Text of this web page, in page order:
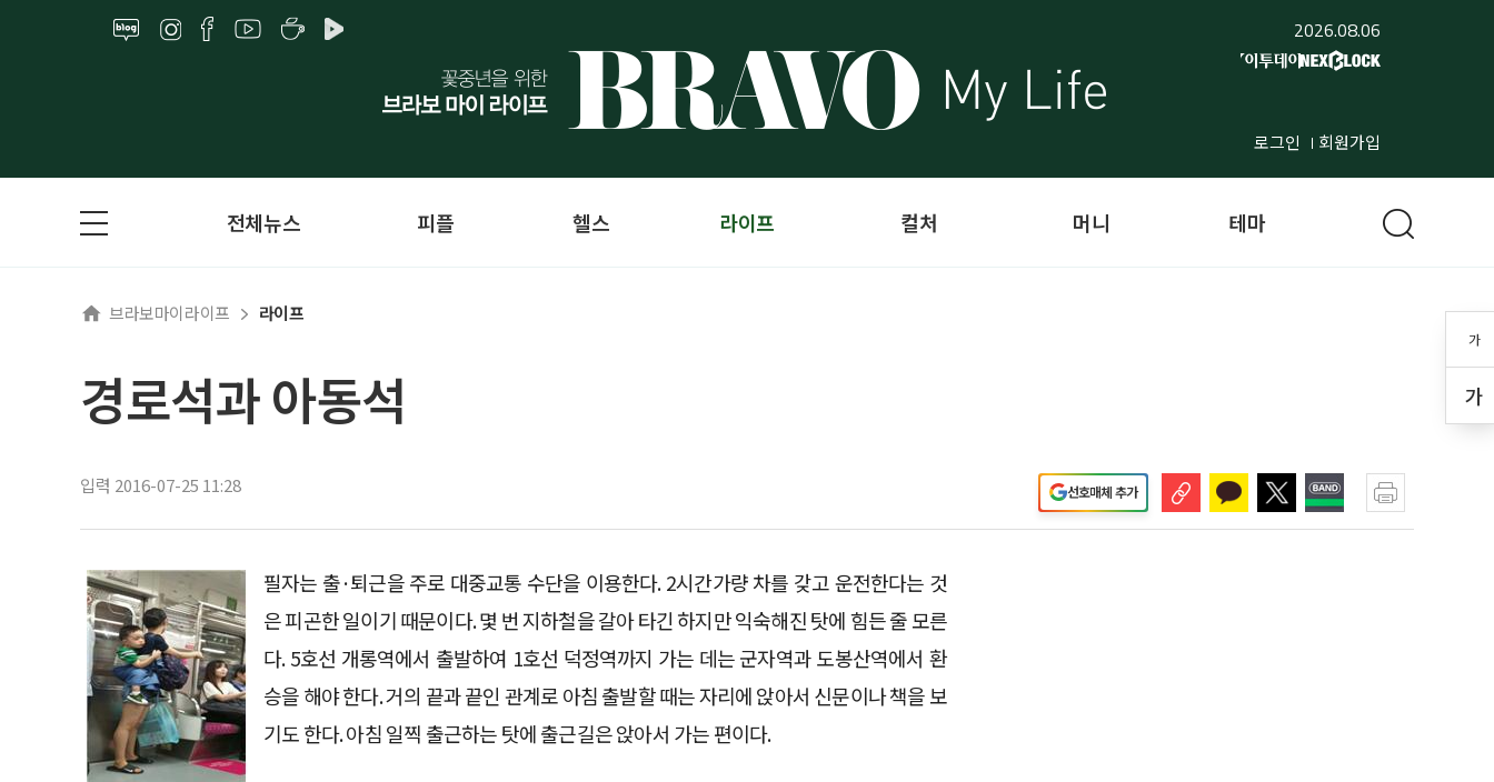
2026.08.06
로그인 회원가입
가
가
전체뉴스 피플 헬스 라이프 컬처 머니 테마
브라보마이라이프 라이프
경로석과 아동석
입력 2016-07-25 11:28 선호매체 추가
필자는 출·퇴근을 주로 대중교통 수단을 이용한다. 2시간가량 차를 갖고 운전한다는 것
은 피곤한 일이기 때문이다. 몇 번 지하철을 갈아 타긴 하지만 익숙해진 탓에 힘든 줄 모른
다. 5호선 개롱역에서 출발하여 1호선 덕정역까지 가는 데는 군자역과 도봉산역에서 환
승을 해야 한다. 거의 끝과 끝인 관계로 아침 출발할 때는 자리에 앉아서 신문이나 책을 보
기도 한다. 아침 일찍 출근하는 탓에 출근길은 앉아서 가는 편이다.